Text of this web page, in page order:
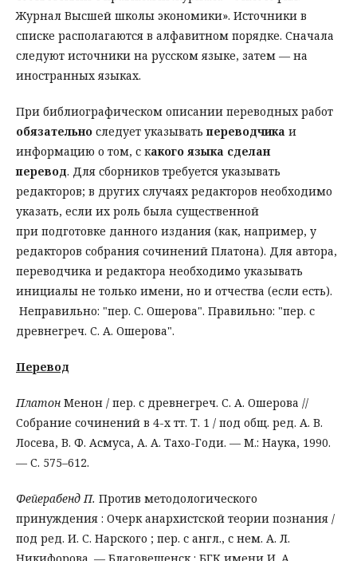
Журнал Высшей школы экономики». Источники в
списке располагаются в алфавитном порядке. Сначала
следуют источники на русском языке, затем — на
иностранных языках.
При библиографическом описании переводных работ
обязательно следует указыватьпереводчика и
информацию о том, с какого языка сделан
перевод. Для сборников требуется указывать
редакторов; в других случаях редакторов необходимо
указать, если их роль была существенной
при подготовке данного издания (как, например, у
редакторов собрания сочинений Платона). Для автора,
переводчика и редактора необходимо указывать
инициалы не только имени, но и отчества (если есть).
Неправильно: "пер. С. Ошерова". Правильно: "пер. с
древнегреч. С. А. Ошерова".
Перевод
Платон Менон / пер. с древнегреч. С. А. Ошерова //
Собрание сочинений в 4-х тт. Т. 1 / под общ. ред. А. В.
Лосева, В. Ф. Асмуса, А. А. Тахо-Годи. — М.: Наука, 1990.
— С. 575–612.
Фейерабенд П. Против методологического
принуждения : Очерк анархистской теории познания /
под ред. И. С. Нарского ; пер. с англ., с нем. А. Л.